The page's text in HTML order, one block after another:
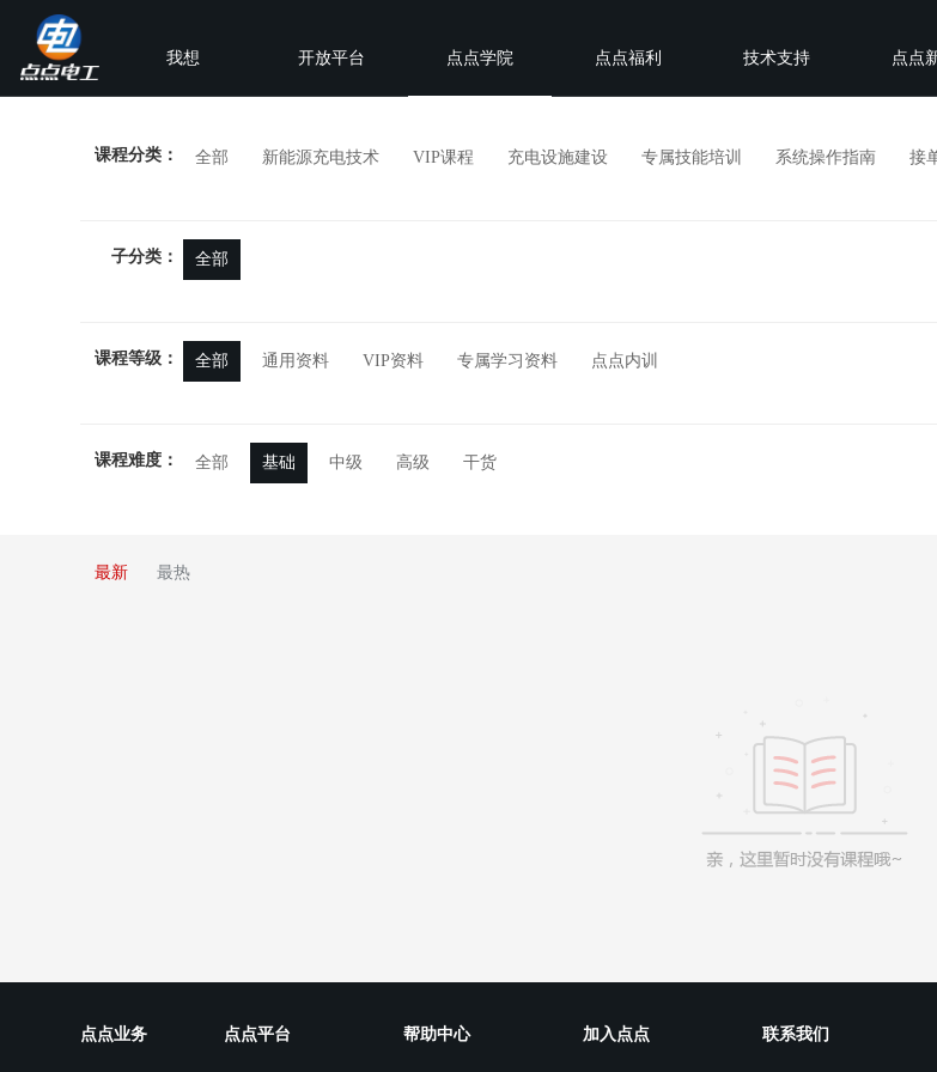
我想 开放平台 点点学院 点点福利 技术支持 点点
课程分类： 全部 新能源充电技术 VIP课程 充电设施建设 专属技能培训 系统操作指南 接
子分类： 全部
课程等级： 全部 通用资料 VIP资料 专属学习资料 点点内训
课程难度： 全部 基础 中级 高级 干货
最新 最热
点点业务 点点平台 帮助中心 加入点点 联系我们